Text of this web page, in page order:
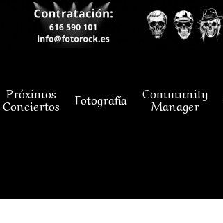
Próximos
Conciertos Fotografía Community
Manager